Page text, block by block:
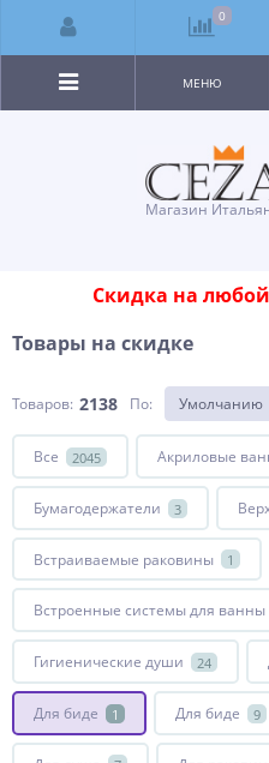
Магазин
МЕНЮ
Скидка на
Товары на скидке
Товаров: 2138 По: Умолчанию
Все 2045 Акриловые
Бумагодержатели 3
Встраиваемые раковины 1
Встроенные системы для
Гигиенические души 24
Для биде 1 Для биде 9
0